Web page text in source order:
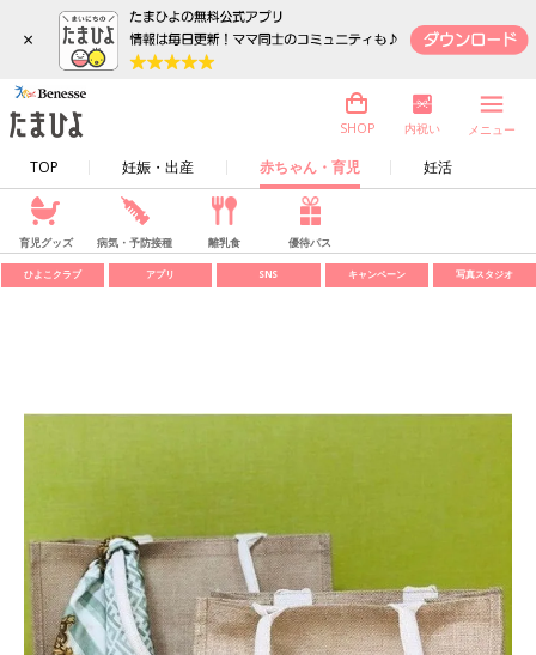
×
TOP 妊娠・出産 赤ちゃん・育児 妊活
SHOP 内祝い メニュー
育児グッズ 病気・予防接種 離乳食 優待パス
ひよこクラブ アプリ SNS キャンペーン 写真スタジオ